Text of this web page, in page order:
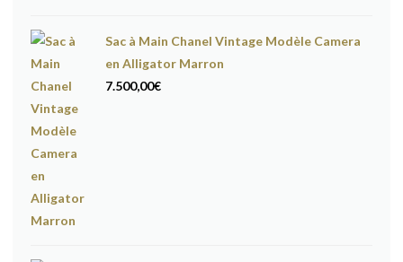
Sac à Main Chanel Vintage Modèle Camera
en Alligator Marron
7.500,00€